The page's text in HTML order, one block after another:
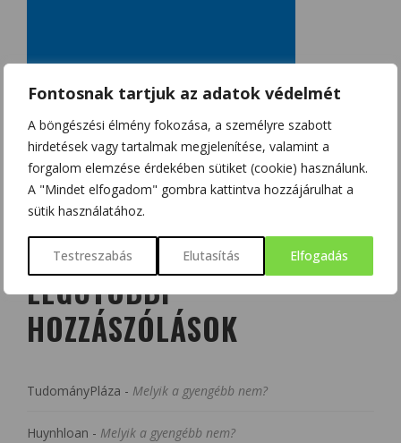
Fontosnak tartjuk az adatok védelmét
A böngészési élmény fokozása, a személyre szabott
hirdetések vagy tartalmak megjelenítése, valamint a
forgalom elemzése érdekében sütiket (cookie) használunk.
A "Mindet elfogadom" gombra kattintva hozzájárulhat a
sütik használatához.
Testreszabás Elutasítás Elfogadás
LEGUTÓBBI
HOZZÁSZÓLÁSOK
TudományPláza - Melyik a gyengébb nem?
Huynhloan - Melyik a gyengébb nem?